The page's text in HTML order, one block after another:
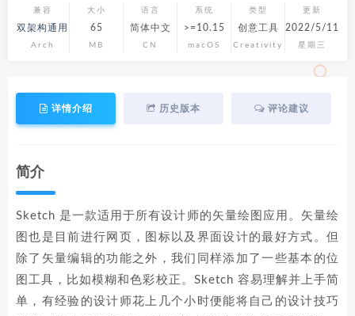
兼容
双架构通用
Arch
大小
65
MB
语言
简体中文
CN
系统
>=10.15
macOS
类型
创意工具
Creativity
更新
2022/5/11
星期三
详情介绍 历史版本 评论建议
简介
Sketch 是一款适用于所有设计师的矢量绘图应用。矢量绘
图也是目前进行网页，图标以及界面设计的最好方式。但
除了矢量编辑的功能之外，我们同样添加了一些基本的位
图工具，比如模糊和色彩校正。Sketch 容易理解并上手简
单，有经验的设计师花上几个小时便能将自己的设计技巧